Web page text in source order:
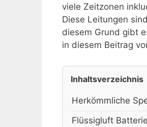
viele Zeitzonen
Diese Leitungen
diesem Grund gibt
in diesem Beitrag
Inhaltsverzeichnis
Herkömmliche
Flüssigluft